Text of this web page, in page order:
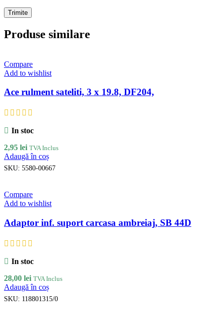
Produse similare
Compare
Add to wishlist
Ace rulment sateliti, 3 x 19.8, DF204,
In stoc
2,95 lei TVA Inclus
Adaugă în coș
SKU: 5580-00667
Compare
Add to wishlist
Adaptor inf. suport carcasa ambreiaj, SB 44D
In stoc
28,00 lei TVA Inclus
Adaugă în coș
SKU: 118801315/0